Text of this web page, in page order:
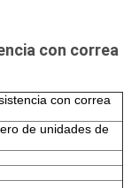
con correa
con correa
de unidades de